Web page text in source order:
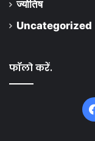
ज्योतिष
Uncategorized
फॉलो करें.